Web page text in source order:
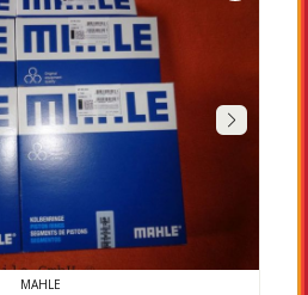
MAHLE